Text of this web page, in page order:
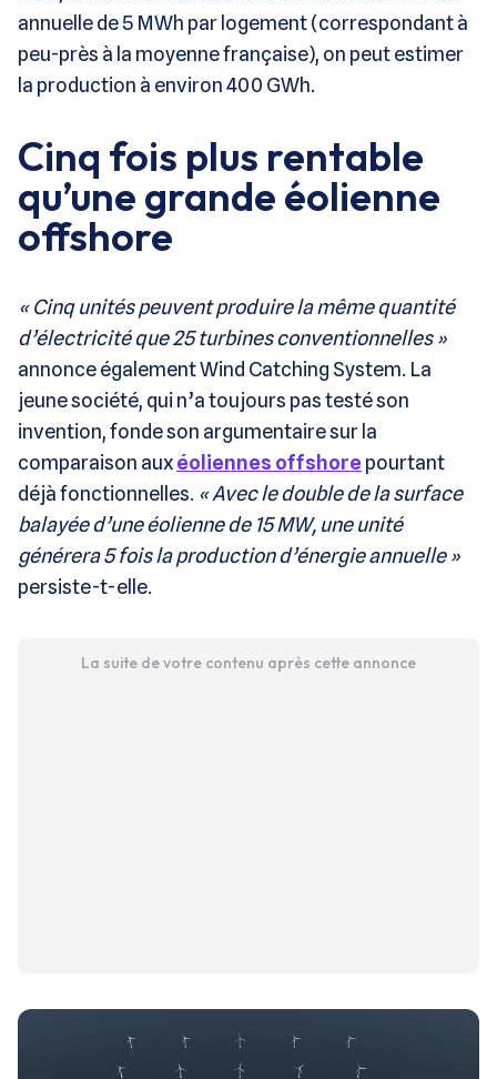
annuelle de 5 MWh par logement (correspondant à
peu-près à la moyenne française), on peut estimer
la production à environ 400 GWh.
Cinq fois plus rentable
qu’une grande éolienne
offshore
« Cinq unités peuvent produire la même quantité
d’électricité que 25 turbines conventionnelles »
annonce également Wind Catching System. La
jeune société, qui n’a toujours pas testé son
invention, fonde son argumentaire sur la
comparaison auxéoliennes offshore pourtant
déjà fonctionnelles. « Avec le double de la surface
balayée d’une éolienne de 15 MW, une unité
générera 5 fois la production d’énergie annuelle »
persiste-t-elle.
La suite de votre contenu après cette annonce